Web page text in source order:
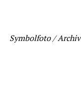
Symbolfoto / Archiv